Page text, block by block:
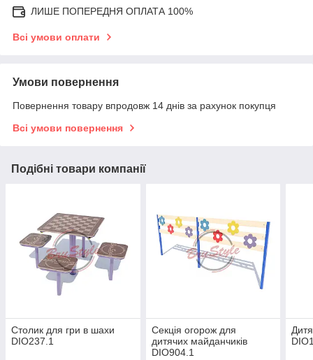
ЛИШЕ ПОПЕРЕДНЯ ОПЛАТА 100%
Всі умови оплати
Умови повернення
Повернення товару впродовж 14 днів за рахунок покупця
Всі умови повернення
Подібні товари компанії
Столик для гри в шахи
DIO237.1
Секція огорож для
дитячих майданчиків
DIO904.1